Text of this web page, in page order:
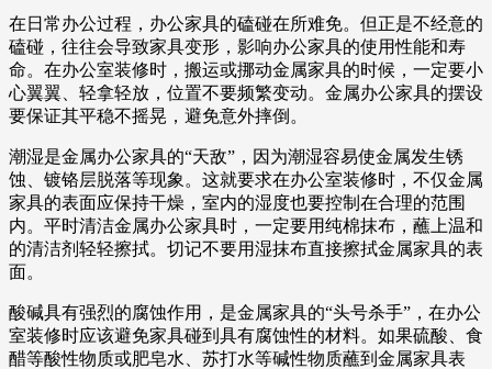
在日常办公过程，办公家具的磕碰在所难免。但正是不经意的
磕碰，往往会导致家具变形，影响办公家具的使用性能和寿
命。在办公室装修时，搬运或挪动金属家具的时候，一定要小
心翼翼、轻拿轻放，位置不要频繁变动。金属办公家具的摆设
要保证其平稳不摇晃，避免意外摔倒。
潮湿是金属办公家具的“天敌”，因为潮湿容易使金属发生锈
蚀、镀铬层脱落等现象。这就要求在办公室装修时，不仅金属
家具的表面应保持干燥，室内的湿度也要控制在合理的范围
内。平时清洁金属办公家具时，一定要用纯棉抹布，蘸上温和
的清洁剂轻轻擦拭。切记不要用湿抹布直接擦拭金属家具的表
面。
酸碱具有强烈的腐蚀作用，是金属家具的“头号杀手”，在办公
室装修时应该避免家具碰到具有腐蚀性的材料。如果硫酸、食
醋等酸性物质或肥皂水、苏打水等碱性物质蘸到金属家具表